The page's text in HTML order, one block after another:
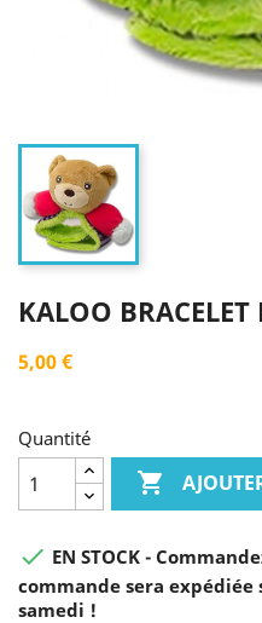
KALOO
5,00 €
Quantité

 EN STOCK -
commande sera expédiée
samedi !